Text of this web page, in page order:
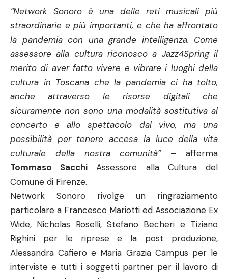
“Network Sonoro è una delle reti musicali più
straordinarie e più importanti, e che ha affrontato
la pandemia con una grande intelligenza. Come
assessore alla cultura riconosco a Jazz4Spring il
merito di aver fatto vivere e vibrare i luoghi della
cultura in Toscana che la pandemia ci ha tolto,
anche attraverso le risorse digitali che
sicuramente non sono una modalità sostitutiva al
concerto e allo spettacolo dal vivo, ma una
possibilità per tenere accesa la luce della vita
culturale della nostra comunità”– afferma
Tommaso Sacchi Assessore alla Cultura del
Comune di Firenze.
Network Sonoro rivolge un ringraziamento
particolare a Francesco Mariotti ed Associazione Ex
Wide, Nicholas Roselli, Stefano Becheri e Tiziano
Righini per le riprese e la post produzione,
Alessandra Cafiero e Maria Grazia Campus per le
interviste e tutti i soggetti partner per il lavoro di